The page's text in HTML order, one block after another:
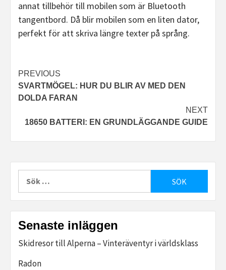
annat tillbehör till mobilen som är Bluetooth
tangentbord. Då blir mobilen som en liten dator,
perfekt för att skriva längre texter på språng.
Post
navigation
PREVIOUS
SVARTMÖGEL: HUR DU BLIR AV MED DEN
DOLDA FARAN
NEXT
18650 BATTERI: EN GRUNDLÄGGANDE GUIDE
Senaste inläggen
Skidresor till Alperna – Vinteräventyr i världsklass
Radon